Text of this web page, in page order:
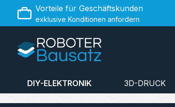
Hauptinhalt springen
Zur Suche springen
Zur Hauptnavigation springen
Vorteile für Geschäftskunden
exklusive Konditionen anfordern
DIY-ELEKTRONIK 3D-DRUCK